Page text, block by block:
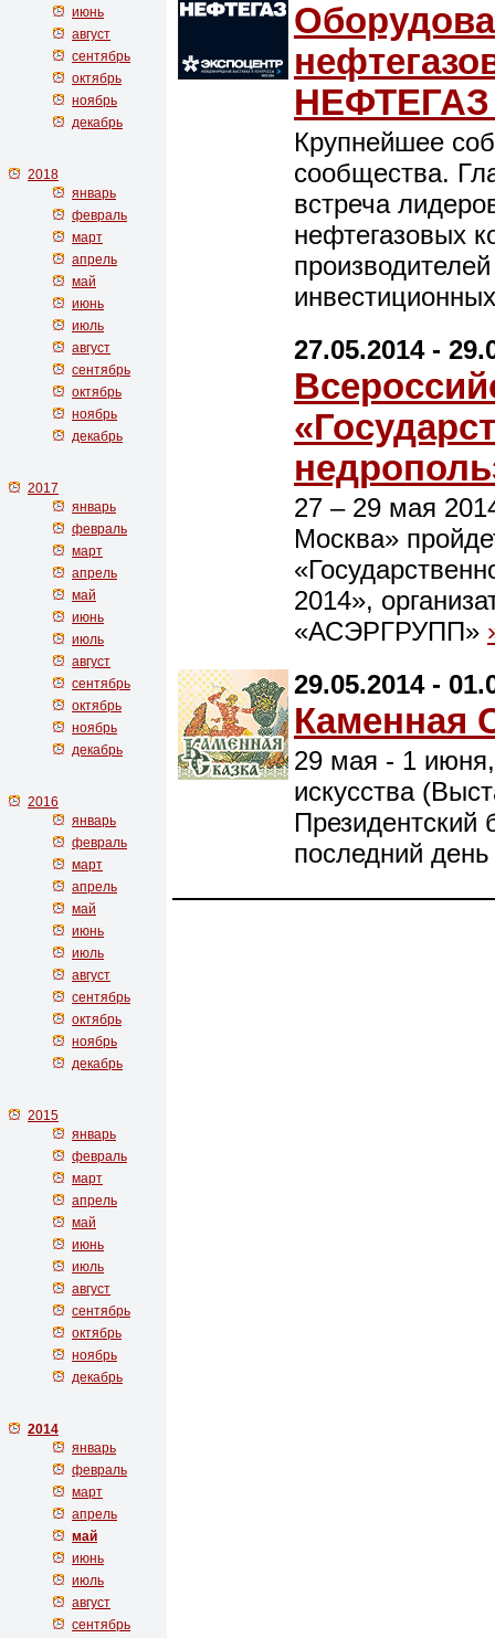
июнь
август
сентябрь
октябрь
ноябрь
декабрь
2018
январь
февраль
март
апрель
май
июнь
июль
август
сентябрь
октябрь
ноябрь
декабрь
2017
январь
февраль
март
апрель
май
июнь
июль
август
сентябрь
октябрь
ноябрь
декабрь
2016
январь
февраль
март
апрель
май
июнь
июль
август
сентябрь
октябрь
ноябрь
декабрь
2015
январь
февраль
март
апрель
май
июнь
июль
август
сентябрь
октябрь
ноябрь
декабрь
2014
январь
февраль
март
апрель
май
июнь
июль
август
сентябрь
НЕФТЕГАЗ
Крупнейшее
сообщества.
встреча
нефтегазовых
27.05.2014 -
27 – 29 мая
Москва»
2014»,
«АСЭРГРУПП»
29.05.2014 -
Каменная
29 мая - 1
искусства
Президентский
последний